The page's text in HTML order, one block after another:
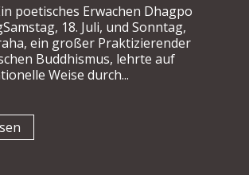
poetisches Erwachen Dhagpo
18. Juli, und Sonntag,
ein großer Praktizierender
Buddhismus, lehrte auf
Weise durch...